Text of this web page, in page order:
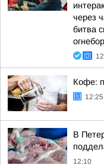
через
битва
Кофе:
12:25
В
12:10